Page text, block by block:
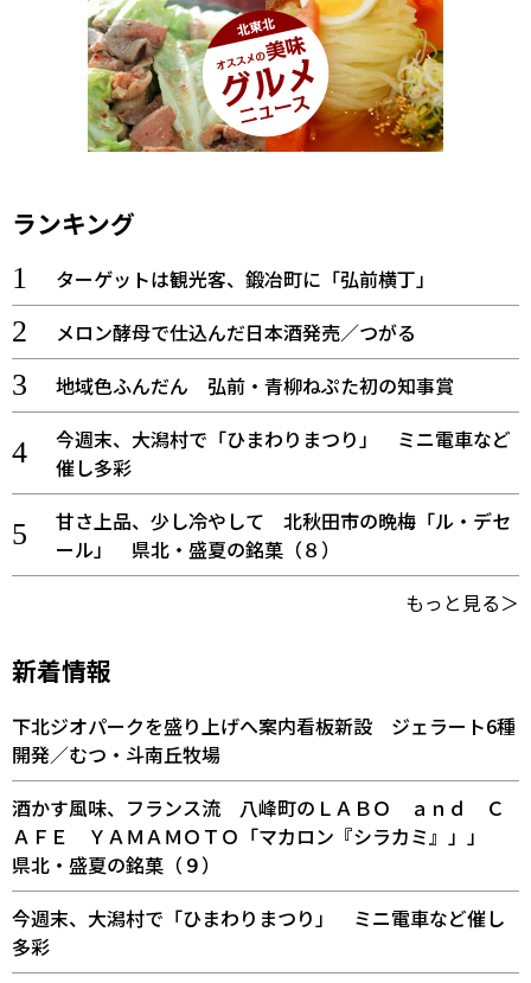
ランキング
ターゲットは観光客、鍛冶町に「弘前横丁」
メロン酵母で仕込んだ日本酒発売／つがる
地域色ふんだん 弘前・青柳ねぷた初の知事賞
今週末、大潟村で「ひまわりまつり」 ミニ電車など
催し多彩
甘さ上品、少し冷やして 北秋田市の晩梅「ル・デセ
ール」 県北・盛夏の銘菓（８）
もっと見る＞
新着情報
下北ジオパークを盛り上げへ案内看板新設 ジェラート6種
開発／むつ・斗南丘牧場
酒かす風味、フランス流 八峰町のＬＡＢＯ ａｎｄ Ｃ
ＡＦＥ ＹＡＭＡＭＯＴＯ「マカロン『シラカミ』」」
県北・盛夏の銘菓（９）
今週末、大潟村で「ひまわりまつり」 ミニ電車など催し
多彩